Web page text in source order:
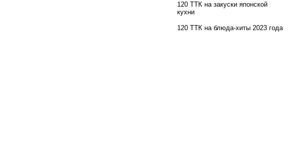
120 ТТК на закуски японской
кухни
120 ТТК на блюда-хиты 2023 года